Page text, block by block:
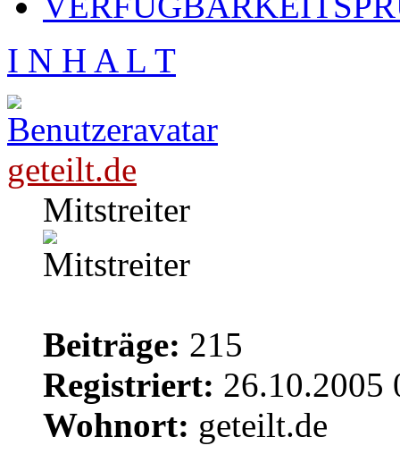
I N H A L T
geteilt.de
Mitstreiter
Beiträge: 215
Registriert: 26.10.2005
Wohnort: geteilt.de